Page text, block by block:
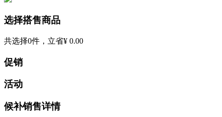
选择搭售商品
共选择0件，立省¥ 0.00
促销
活动
候补销售详情